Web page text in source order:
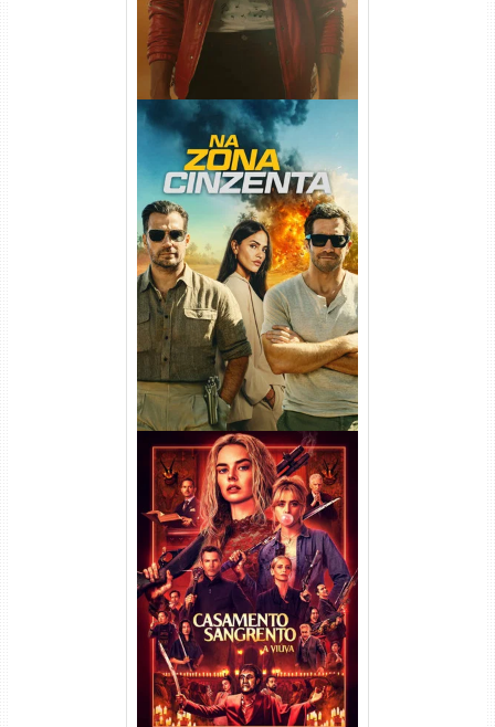
Na Zona Cinzenta Torrent
(2026) WEB-DL 1080p/4K
Dual Áudio
Casamento Sangrento: A
Viúva Torrent (2026) WEB-DL
720p/1080p/4K Dual Áudio